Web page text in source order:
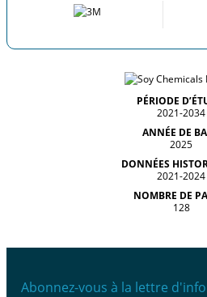
PÉRIODE
2021-2034
ANNÉE DE
2025
DONNÉES
2021-2024
NOMBRE DE
128
Abonnez-vous à la lettre